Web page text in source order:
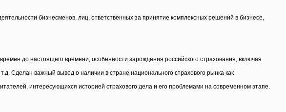
бизнесменов, лиц, ответственных за принятие комплексных решений в бизнесе,
до настоящего времени, особенности зарождения российского страхования, включая
Сделан важный вывод о наличии в стране национального страхового рынка как
интересующихся историей страхового дела и его проблемами на современном этапе.